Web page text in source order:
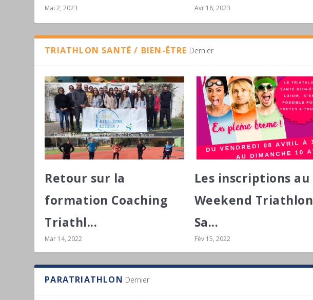
Mai 2, 2023 Avr 18, 2023
TRIATHLON SANTÉ / BIEN-ÊTRE Dernier
Retour sur la
formation Coaching
Triathl...
Mar 14, 2022
Les inscriptions au
Weekend Triathlon
Sa...
Fév 15, 2022
PARATRIATHLON Dernier